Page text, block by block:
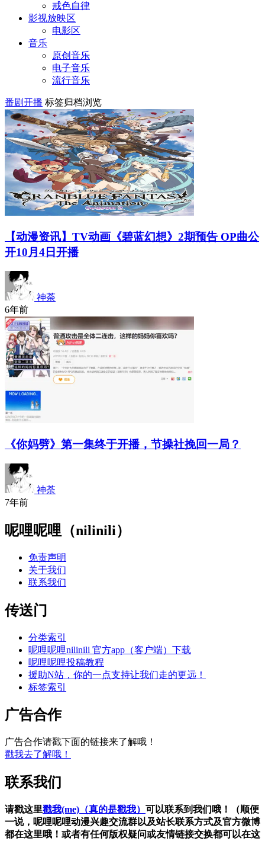
戒色自律
影视放映区
电影区
音乐
原创音乐
电子音乐
流行音乐
番剧开播 标签归档浏览
【动漫资讯】TV动画《碧蓝幻想》2期预告 OP曲公
开10月4日开播
神荼
6年前
《你妈劈》第一集终于开播，节操社挽回一局？
神荼
7年前
呢哩呢哩（nilinili）
免责声明
关于我们
联系我们
传送门
分类索引
呢哩呢哩nilinili 官方app（客户端）下载
呢哩呢哩投稿教程
援助N站，你的一点支持让我们走的更远！
标签索引
广告合作
广告合作请戳下面的链接来了解哦！
戳我去了解哦！
联系我们
请戳这里戳我(me)（真的是戳我） 可以联系到我们哦！（顺便
一说，呢哩呢哩动漫兴趣交流群以及站长联系方式及官方微博
都在这里哦！或者有任何版权疑问或友情链接交换都可以在这